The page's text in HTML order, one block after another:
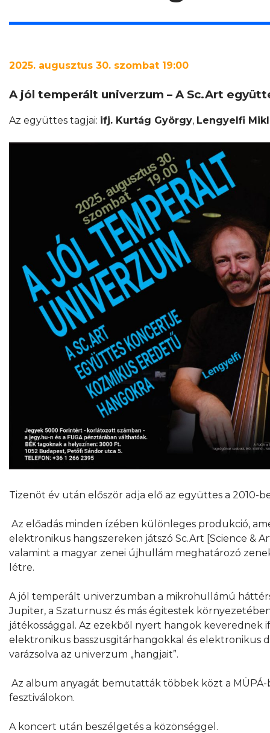
2025. augusztus 30. szombat 19:00
A jól temperált univerzum – A Sc.Art
Az együttes tagjai: ifj. Kurtág György, Lengyelfi
Tizenöt év után először adja elő az együttes a
Az előadás minden ízében különleges produkció,
elektronikus hangszereken játszó Sc.Art [Science &
valamint a magyar zenei újhullám meghatározó
létre.
A jól temperált univerzumban a mikrohullámú
Jupiter, a Szaturnusz és más égitestek
játékossággal. Az ezekből nyert hangok
elektronikus basszusgitárhangokkal és elektronikus
varázsolva az univerzum „hangjait”.
Az album anyagát bemutatták többek közt a
fesztiválokon.
A koncert után beszélgetés a közönséggel.